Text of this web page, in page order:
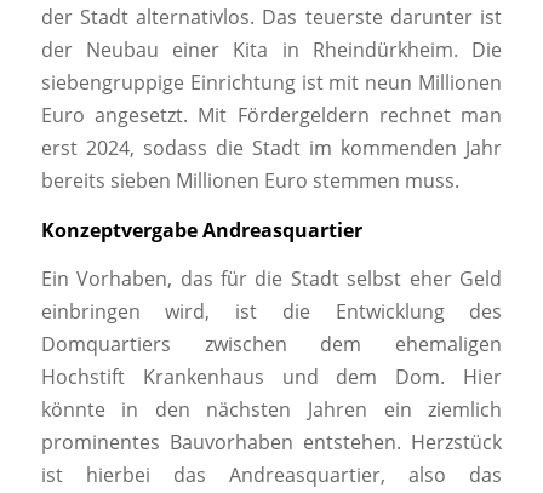
der Stadt alternativlos. Das teuerste darunter ist
der Neubau einer Kita in Rheindürkheim. Die
siebengruppige Einrichtung ist mit neun Millionen
Euro angesetzt. Mit Fördergeldern rechnet man
erst 2024, sodass die Stadt im kommenden Jahr
bereits sieben Millionen Euro stemmen muss.
Konzeptvergabe Andreasquartier
Ein Vorhaben, das für die Stadt selbst eher Geld
einbringen wird, ist die Entwicklung des
Domquartiers zwischen dem ehemaligen
Hochstift Krankenhaus und dem Dom. Hier
könnte in den nächsten Jahren ein ziemlich
prominentes Bauvorhaben entstehen. Herzstück
ist hierbei das Andreasquartier, also das